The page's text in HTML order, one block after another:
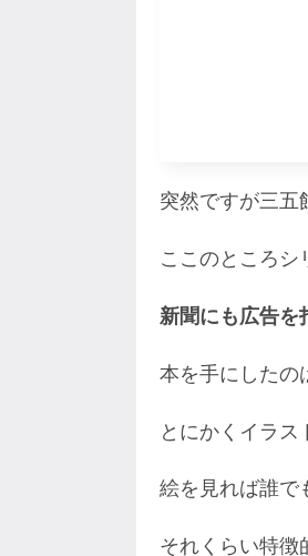
突然ですが三五
ここのところシ
新聞にも広告を
本を手にしたの
とにかくイラス
絵を見れば誰で
それくらい特徴